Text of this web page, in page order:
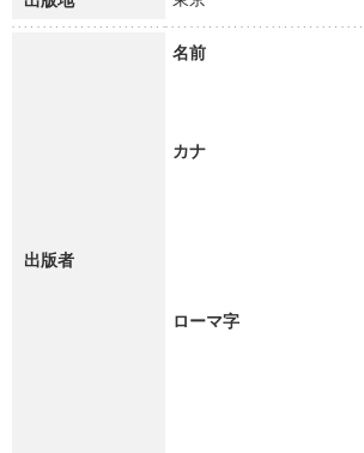
出版者
名前
カナ
ローマ字